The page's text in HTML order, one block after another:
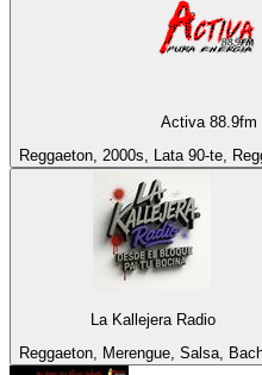
Activa 88.9fm
Reggaeton, 2000s, Lata 90-te,
La Kallejera Radio
Reggaeton, Merengue, Salsa,